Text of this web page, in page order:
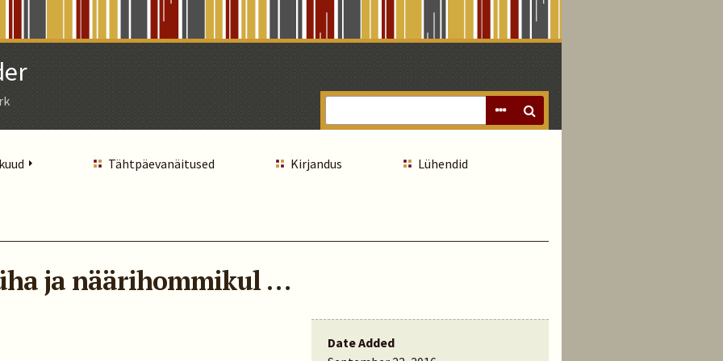
Tähtpäevanäitused Kirjandus Lühendid
ja näärihommikul …
Date Added